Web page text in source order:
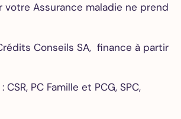
Assurance maladie ne prend
Conseils SA, finance à partir
PC Famille et PCG, SPC,